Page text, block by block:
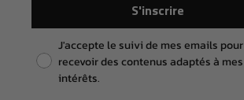
S'inscrire
Pixel consent
J'accepte le suivi de mes emails pour
recevoir des contenus adaptés à mes
intérêts.